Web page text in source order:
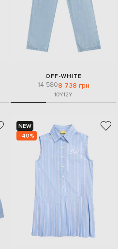
OFF-WHITE
14 5808 738 грн
10Y12Y
NEW
- 40%